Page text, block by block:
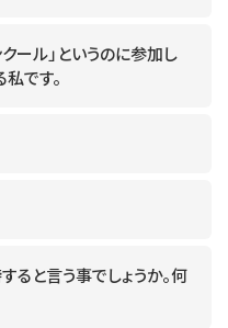
ール」というのに参加し
です。
と言う事でしょうか。何